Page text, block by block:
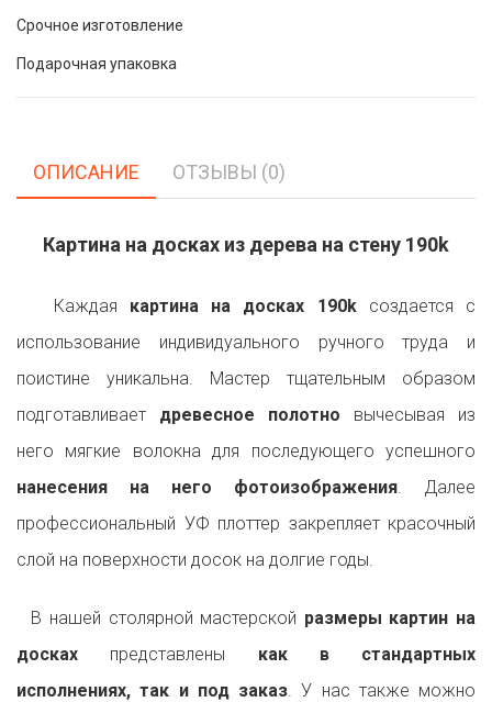
Срочное изготовление
Подарочная упаковка
ОПИСАНИЕ ОТЗЫВЫ (0)
Картина на досках из дерева на стену 190k
Каждая картина на досках 190kсоздается с
использование индивидуального ручного труда и
поистине уникальна. Мастер тщательным образом
подготавливает древесное полотно вычесывая из
него мягкие волокна для последующего успешного
нанесения на него фотоизображения. Далее
профессиональный УФ плоттер закрепляет красочный
слой на поверхности досок на долгие годы.
В нашей столярной мастерской размеры картин на
досках представлены как в стандартных
исполнениях, так и под заказ. У нас также можно